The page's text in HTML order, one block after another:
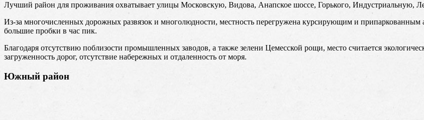
Лучший район для проживания охватывает улицы Московскую, Видова, Анапское шоссе, Горького, Индустриальную,
Из-за многочисленных дорожных развязок и многолюдности, местность перегружена курсирующим и припаркованным
большие пробки в час пик.
Благодаря отсутствию поблизости промышленных заводов, а также зелени Цемесской рощи, место считается
загруженность дорог, отсутствие набережных и отдаленность от моря.
Южный район